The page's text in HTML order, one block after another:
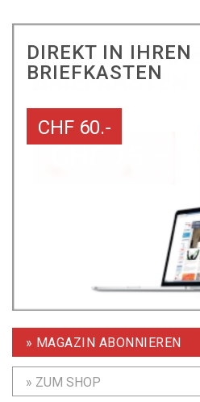
DIREKT IN IHREN
BRIEFKASTEN
CHF 60.-
» MAGAZIN ABONNIEREN
» ZUM SHOP